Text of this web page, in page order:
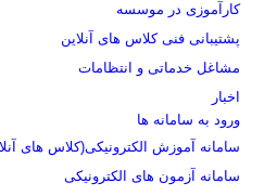
کارآموزی در موسسه
پشتیبانی فنی کلاس های آنلاین
مشاغل خدماتی و انتظامات
اخبار
ورود به سامانه ها
سامانه آموزش الکترونیکی(کلاس های
سامانه آزمون های الکترونیکی